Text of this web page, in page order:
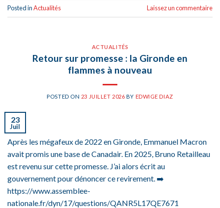
Posted inActualités Laissez un commentaire
ACTUALITÉS
Retour sur promesse : la Gironde en
flammes à nouveau
POSTED ON 23 JUILLET 2026 BY EDWIGE DIAZ
23
Juil
Après les mégafeux de 2022 en Gironde, Emmanuel Macron
avait promis une base de Canadair. En 2025, Bruno Retailleau
est revenu sur cette promesse. J’ai alors écrit au
gouvernement pour dénoncer ce revirement. ➡️
https://www.assemblee-
nationale.fr/dyn/17/questions/QANR5L17QE7671